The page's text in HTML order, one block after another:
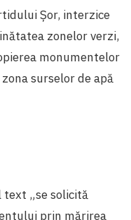
Șor, interzice
zonelor verzi,
monumentelor
surselor de apă
text „se solicită
prin mărirea